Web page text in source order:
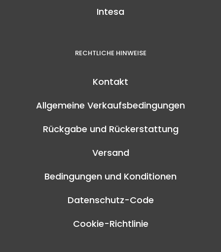
Intesa
RECHTLICHE HINWEISE
Kontakt
Allgemeine Verkaufsbedingungen
Rückgabe und Rückerstattung
Versand
Bedingungen und Konditionen
Datenschutz-Code
Cookie-Richtlinie